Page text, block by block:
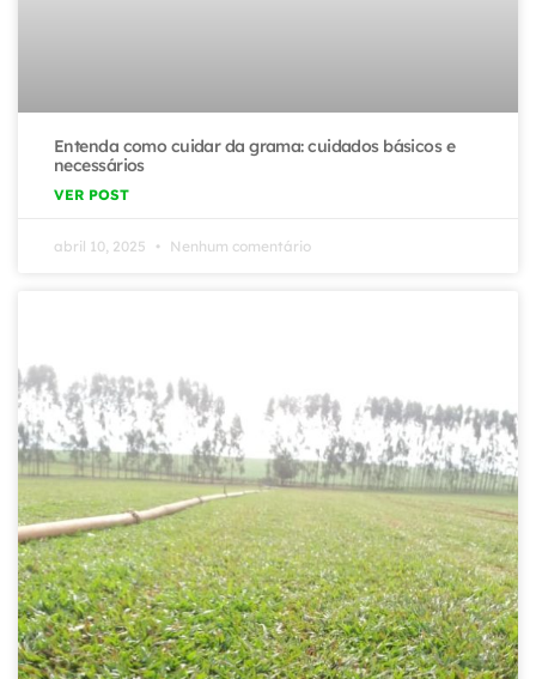
Entenda como cuidar da grama: cuidados básicos e
necessários
VER POST
abril 10, 2025 Nenhum comentário